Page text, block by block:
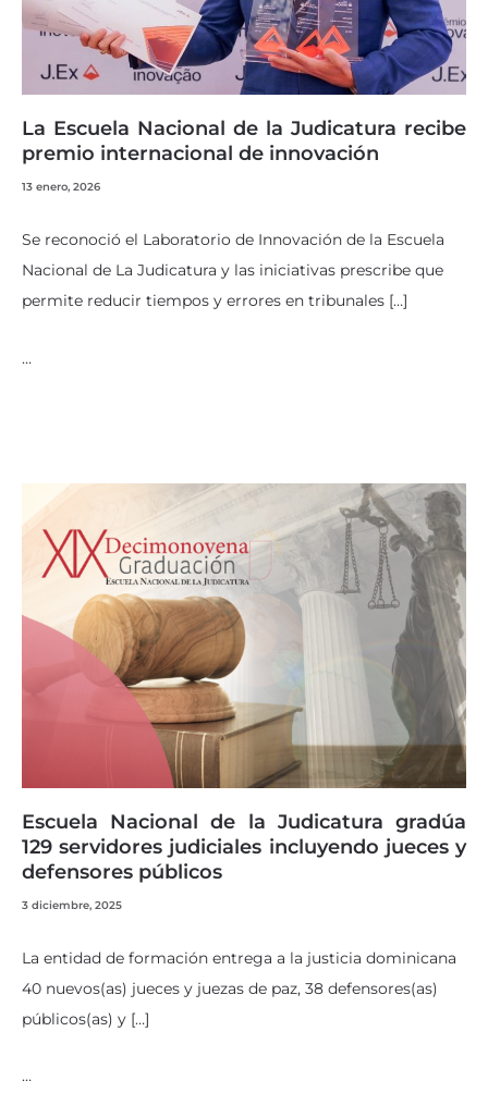
La Escuela Nacional de la Judicatura recibe
premio internacional de innovación
13 enero, 2026
Se reconoció el Laboratorio de Innovación de la Escuela
Nacional de La Judicatura y las iniciativas prescribe que
permite reducir tiempos y errores en tribunales […]
…
Escuela Nacional de la Judicatura gradúa
129 servidores judiciales incluyendo jueces y
defensores públicos
3 diciembre, 2025
La entidad de formación entrega a la justicia dominicana
40 nuevos(as) jueces y juezas de paz, 38 defensores(as)
públicos(as) y […]
…